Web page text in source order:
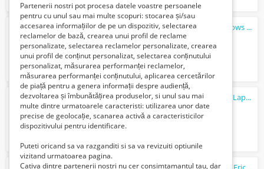
Reparatii laptop Bucuresti Instalare windows 11 la domiciliul clientului Service...
100 Lei
Instalare Windows 11 la domiciliu Service Laptop Bucuresti Reparatii calculatoar...
100 Lei
Partenerii nostri pot procesa datele voastre persoanele
pentru cu unul sau mai multe scopuri: stocarea și/sau
accesarea informațiilor de pe un dispozitiv, selectarea
reclamelor de bază, crearea unui profil de reclame
personalizate, selectarea reclamelor personalizate, crearea
unui profil de conținut personalizat, selectarea conținutului
personalizat, măsurarea performanței reclamelor,
măsurarea performanței conținutului, aplicarea cercetărilor
de piață pentru a genera informații despre audiență,
dezvoltarea și îmbunătățirea produselor, si unul sau mai
multe dintre urmatoarele caracteristi: utilizarea unor date
precise de geolocație, scanarea activă a caracteristicilor
dispozitivului pentru identificare.
Puteti oricand sa va razganditi si sa va revizuiti optiunile
vizitand urmatoarea pagina.
Cativa dintre partenerii nostri nu cer consimtamantul tau, dar